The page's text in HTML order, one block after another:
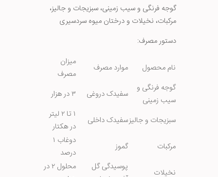
گوجه فرنگی و سیب زمینی، سبزیجات و جالیز،
مرکبات، نخیلات و درختان میوه سردسیری
دستور مصرف:
نام محصول موارد مصرف
میزان
مصرف
گوجه فرنگی و
سیب زمینی
سفیدک دروغی ۳ در هزار
سبزیجات و جالیزسفیدک داخلی
۱ تا ۲ لیتر
در هکتار
مرکبات
گموز
دوغاب ۱
درصد
نخیلات
پوسیدگی گل
محلول ۲ در